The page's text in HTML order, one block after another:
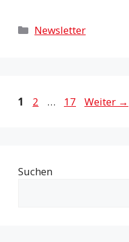
Kategorien
Newsletter
Seite
1 Seite
2 … Seite
17 Weiter →
Suchen